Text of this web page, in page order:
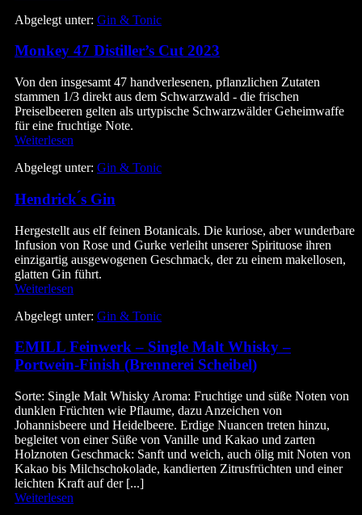
Abgelegt unter: Gin & Tonic
Monkey 47 Distiller’s Cut 2023
Von den insgesamt 47 handverlesenen, pflanzlichen Zutaten
stammen 1/3 direkt aus dem Schwarzwald - die frischen
Preiselbeeren gelten als urtypische Schwarzwälder Geheimwaffe
für eine fruchtige Note.
Weiterlesen
Distiller’s
2023
Abgelegt unter: Gin & Tonic
Hendrick ́s Gin
Hergestellt aus elf feinen Botanicals. Die kuriose, aber wunderbare
Infusion von Rose und Gurke verleiht unserer Spirituose ihren
einzigartig ausgewogenen Geschmack, der zu einem makellosen,
glatten Gin führt.
Weiterlesen
Gin
Abgelegt unter: Gin & Tonic
EMILL Feinwerk – Single Malt Whisky –
Portwein-Finish (Brennerei Scheibel)
Sorte: Single Malt Whisky Aroma: Fruchtige und süße Noten von
dunklen Früchten wie Pflaume, dazu Anzeichen von
Johannisbeere und Heidelbeere. Erdige Nuancen treten hinzu,
begleitet von einer Süße von Vanille und Kakao und zarten
Holznoten Geschmack: Sanft und weich, auch ölig mit Noten von
Kakao bis Milchschokolade, kandierten Zitrusfrüchten und einer
leichten Kraft auf der [...]
Weiterlesen